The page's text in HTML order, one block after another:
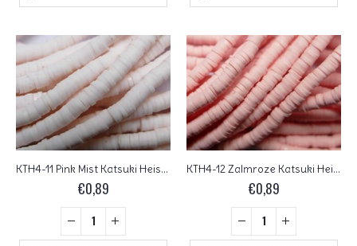
KTH4-11 Pink Mist Katsuki Heishi Disc Beads 4 mm
€0,89
KTH4-12 Zalmroze Katsuki Heishi Disc Beads 4 mm
€0,89